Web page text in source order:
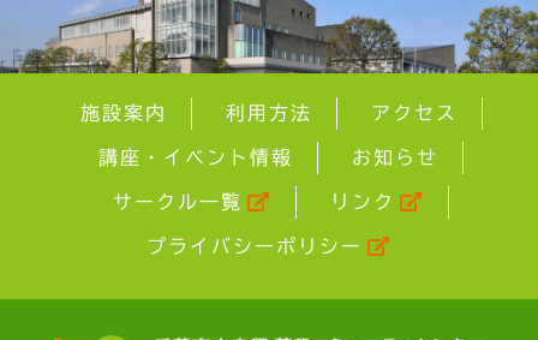
施設案内 利用方法 アクセス
講座・イベント情報 お知らせ
サークル一覧 リンク
プライバシーポリシー